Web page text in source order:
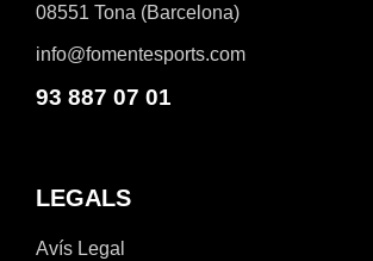
08551 Tona (Barcelona)
info@fomentesports.com
93 887 07 01
LEGALS
Avís Legal